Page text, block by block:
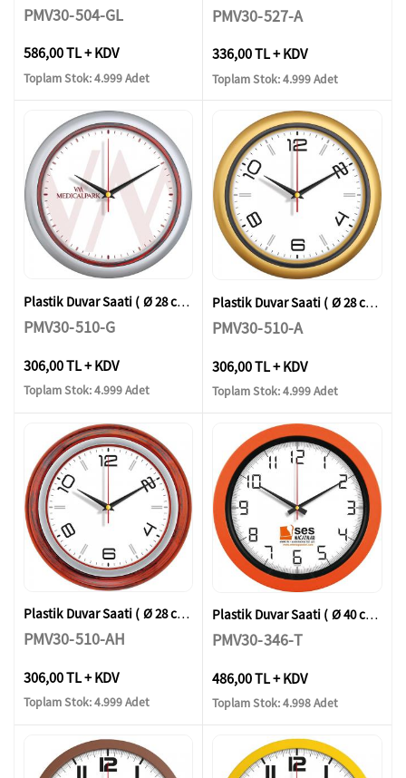
PMV30-504-GL
586,00 TL + KDV
Toplam Stok: 4.999 Adet
PMV30-527-A
336,00 TL + KDV
Toplam Stok: 4.999 Adet
Plastik Duvar Saati ( Ø 28 cm )
PMV30-510-G
306,00 TL + KDV
Toplam Stok: 4.999 Adet
Plastik Duvar Saati ( Ø 28 cm )
PMV30-510-A
306,00 TL + KDV
Toplam Stok: 4.999 Adet
Plastik Duvar Saati ( Ø 28 cm )
PMV30-510-AH
306,00 TL + KDV
Toplam Stok: 4.999 Adet
Plastik Duvar Saati ( Ø 40 cm )
PMV30-346-T
486,00 TL + KDV
Toplam Stok: 4.998 Adet